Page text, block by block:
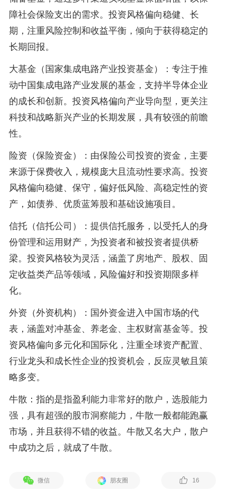
障社会保险支出的需求。投资风格偏向稳健、长
期，注重风险控制和收益平衡，倾向于获得稳定的
长期回报。
大基金（国家集成电路产业投资基金）：专注于推
动中国集成电路产业发展的基金，支持半导体企业
的成长和创新。投资风格偏向产业导向型，更关注
科技和战略新兴产业的长期发展，具有较强的前瞻
性。
险资（保险资金）：由保险公司投资的资金，主要
来源于保费收入，规模庞大且流动性要求高。投资
风格偏向稳健、保守，偏好低风险、高稳定性的资
产，如债券、优质蓝筹股和基础设施项目。
信托（信托公司）：提供信托服务，以受托人的身
份管理和运用财产，为投资者和被投资者提供桥
梁。投资风格较为灵活，涵盖了房地产、股权、固
定收益类产品等领域，风险偏好和投资期限多样
化。
外资（外资机构）：国外资金进入中国市场的代
表，涵盖对冲基金、养老金、主权财富基金等。投
资风格偏向多元化和国际化，注重全球资产配置、
行业龙头和成长性企业的投资机会，反应灵敏且策
略多变。
牛散：指的是指盈利能力非常好的散户，选股能力
强，具有超强的股市洞察能力，牛散一般都能跑赢
市场，并且获得不错的收益。牛散又名大户，散户
中成功之后，就成了牛散。
微信 朋友圈 16